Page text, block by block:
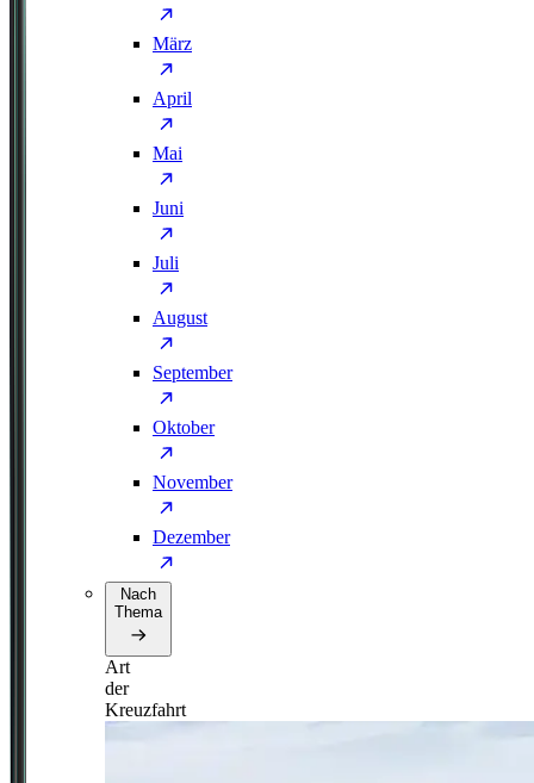
März
April
Mai
Juni
Juli
August
September
Oktober
November
Dezember
Nach
Thema
Art
der
Kreuzfahrt